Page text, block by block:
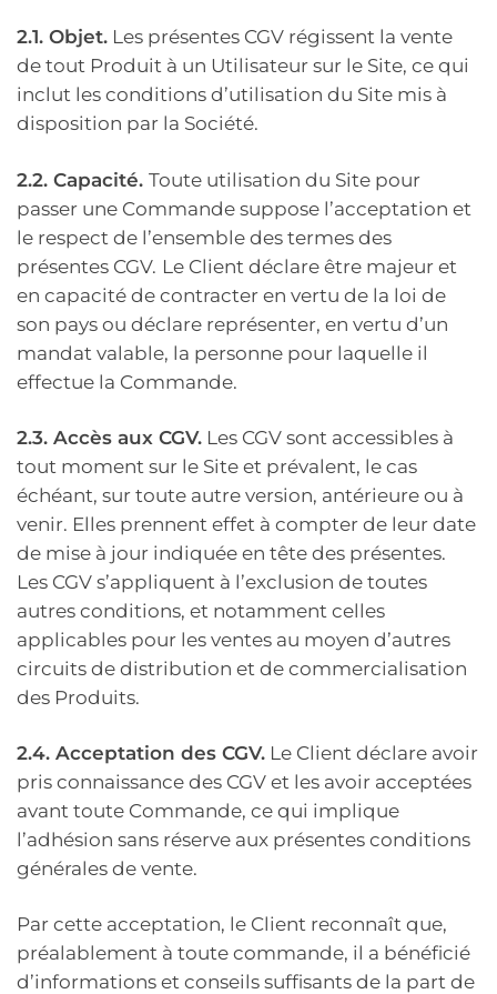
2.1. Objet. Les présentes CGV régissent la vente
de tout Produit à un Utilisateur sur le Site, ce qui
inclut les conditions d’utilisation du Site mis à
disposition par la Société.
2.2. Capacité. Toute utilisation du Site pour
passer une Commande suppose l’acceptation et
le respect de l’ensemble des termes des
présentes CGV. Le Client déclare être majeur et
en capacité de contracter en vertu de la loi de
son pays ou déclare représenter, en vertu d’un
mandat valable, la personne pour laquelle il
effectue la Commande.
2.3. Accès aux CGV. Les CGV sont accessibles à
tout moment sur le Site et prévalent, le cas
échéant, sur toute autre version, antérieure ou à
venir. Elles prennent effet à compter de leur date
de mise à jour indiquée en tête des présentes.
Les CGV s’appliquent à l’exclusion de toutes
autres conditions, et notamment celles
applicables pour les ventes au moyen d’autres
circuits de distribution et de commercialisation
des Produits.
2.4. Acceptation des CGV. Le Client déclare avoir
pris connaissance des CGV et les avoir acceptées
avant toute Commande, ce qui implique
l’adhésion sans réserve aux présentes conditions
générales de vente.
Par cette acceptation, le Client reconnaît que,
préalablement à toute commande, il a bénéficié
d’informations et conseils suffisants de la part de